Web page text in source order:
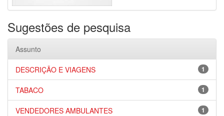
Sugestões de pesquisa
Assunto
1
DESCRIÇÃO E VIAGENS
1
TABACO
1
VENDEDORES AMBULANTES